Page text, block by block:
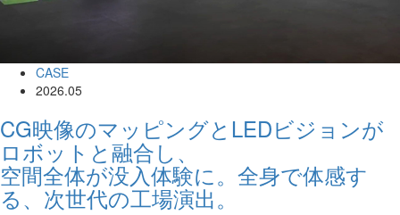
CASE
2026.05
CG映像のマッピングとLEDビジョンが
ロボットと融合し、
空間全体が没入体験に。全身で体感す
る、次世代の工場演出。